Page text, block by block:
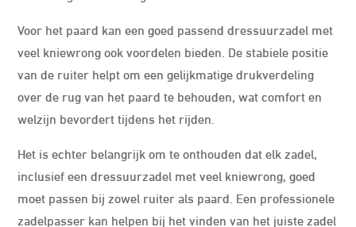
Voor het paard kan een goed passend dressuurzadel met
veel kniewrong ook voordelen bieden. De stabiele positie
van de ruiter helpt om een gelijkmatige drukverdeling
over de rug van het paard te behouden, wat comfort en
welzijn bevordert tijdens het rijden.
Het is echter belangrijk om te onthouden dat elk zadel,
inclusief een dressuurzadel met veel kniewrong, goed
moet passen bij zowel ruiter als paard. Een professionele
zadelpasser kan helpen bij het vinden van het juiste zadel